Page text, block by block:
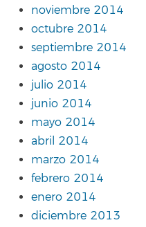
noviembre 2014
octubre 2014
septiembre 2014
agosto 2014
julio 2014
junio 2014
mayo 2014
abril 2014
marzo 2014
febrero 2014
enero 2014
diciembre 2013